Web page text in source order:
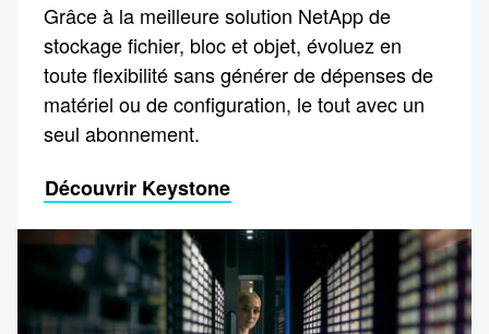
Grâce à la meilleure solution NetApp de
stockage fichier, bloc et objet, évoluez en
toute flexibilité sans générer de dépenses de
matériel ou de configuration, le tout avec un
seul abonnement.
Découvrir Keystone